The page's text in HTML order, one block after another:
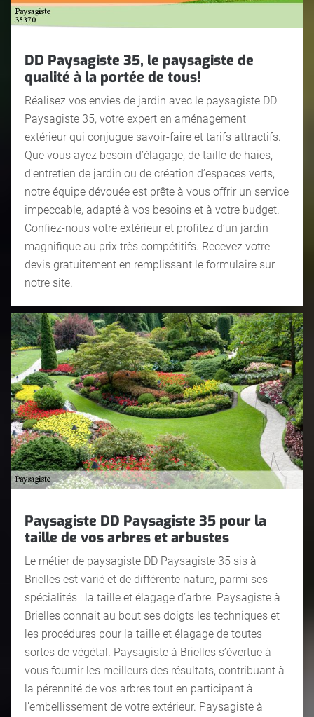
DD Paysagiste 35, le paysagiste de
qualité à la portée de tous!
Réalisez vos envies de jardin avec le paysagiste DD
Paysagiste 35, votre expert en aménagement
extérieur qui conjugue savoir-faire et tarifs attractifs.
Que vous ayez besoin d’élagage, de taille de haies,
d'entretien de jardin ou de création d’espaces verts,
notre équipe dévouée est prête à vous offrir un service
impeccable, adapté à vos besoins et à votre budget.
Confiez-nous votre extérieur et profitez d’un jardin
magnifique au prix très compétitifs. Recevez votre
devis gratuitement en remplissant le formulaire sur
notre site.
Paysagiste DD Paysagiste 35 pour la
taille de vos arbres et arbustes
Le métier de paysagiste DD Paysagiste 35 sis à
Brielles est varié et de différente nature, parmi ses
spécialités : la taille et élagage d’arbre. Paysagiste à
Brielles connait au bout ses doigts les techniques et
les procédures pour la taille et élagage de toutes
sortes de végétal. Paysagiste à Brielles s’évertue à
vous fournir les meilleurs des résultats, contribuant à
la pérennité de vos arbres tout en participant à
l’embellissement de votre extérieur. Paysagiste à